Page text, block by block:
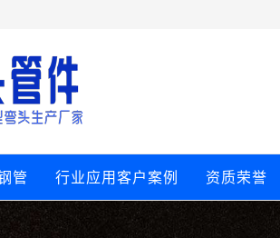
管 行业应用客户案例 资质荣誉